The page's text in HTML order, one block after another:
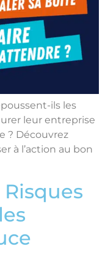
ils les
leur entreprise
? Découvrez
à l’action au bon